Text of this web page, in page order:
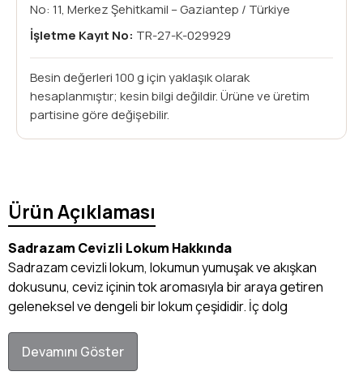
No: 11, Merkez Şehitkamil – Gaziantep / Türkiye
İşletme Kayıt No: TR-27-K-029929
Besin değerleri 100 g için yaklaşık olarak
hesaplanmıştır; kesin bilgi değildir. Ürüne ve üretim
partisine göre değişebilir.
Ürün Açıklaması
Sadrazam Cevizli Lokum Hakkında
Sadrazam cevizli lokum, lokumun yumuşak ve akışkan
dokusunu, ceviz içinin tok aromasıyla bir araya getiren
geleneksel ve dengeli bir lokum çeşididir. İç dolg
Devamını Göster